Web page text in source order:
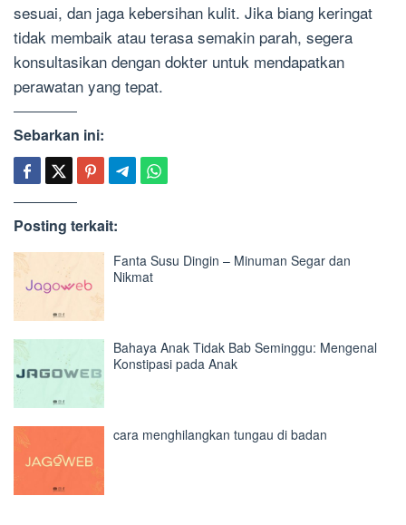
sesuai, dan jaga kebersihan kulit. Jika biang keringat
tidak membaik atau terasa semakin parah, segera
konsultasikan dengan dokter untuk mendapatkan
perawatan yang tepat.
Sebarkan ini:
Posting terkait:
Fanta Susu Dingin – Minuman Segar dan
Nikmat
Bahaya Anak Tidak Bab Seminggu: Mengenal
Konstipasi pada Anak
cara menghilangkan tungau di badan